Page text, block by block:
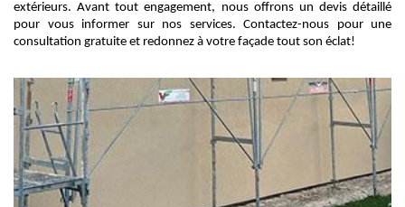
extérieurs. Avant tout engagement, nous offrons un devis détaillé
pour vous informer sur nos services. Contactez-nous pour une
consultation gratuite et redonnez à votre façade tout son éclat!